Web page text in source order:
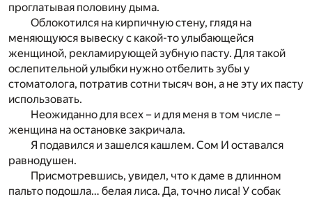
проглатывая половину дыма.
Облокотился на кирпичную стену, глядя на
меняющуюся вывеску с какой-то улыбающейся
женщиной, рекламирующей зубную пасту. Для такой
ослепительной улыбки нужно отбелить зубы у
стоматолога, потратив сотни тысяч вон, а не эту их пасту
использовать.
Неожиданно для всех – и для меня в том числе –
женщина на остановке закричала.
Я подавился и зашелся кашлем. Сом И оставался
равнодушен.
Присмотревшись, увидел, что к даме в длинном
пальто подошла… белая лиса. Да, точно лиса! У собак